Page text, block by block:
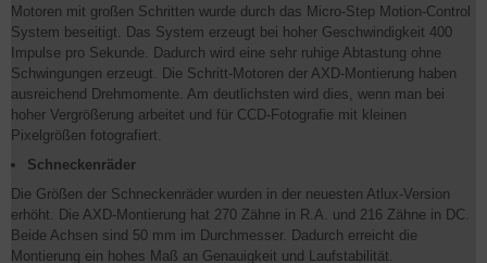
Motoren mit großen Schritten wurde durch das Micro-Step Motion-Control
System beseitigt. Das System erzeugt bei hoher Geschwindigkeit 400
Impulse pro Sekunde. Dadurch wird eine sehr ruhige Abtastung ohne
Schwingungen erzeugt. Die Schritt-Motoren der AXD-Montierung haben
ausreichend Drehmomente. Am deutlichsten wird dies, wenn man bei
hoher Vergrößerung arbeitet und für CCD-Fotografie mit kleinen
Pixelgrößen fotografiert.
Schneckenräder
Die Größen der Schneckenräder wurden in der neuesten Atlux-Version
erhöht. Die AXD-Montierung hat 270 Zähne in R.A. und 216 Zähne in DC.
Beide Achsen sind 50 mm im Durchmesser. Dadurch erreicht die
Montierung ein hohes Maß an Genauigkeit und Laufstabilität.